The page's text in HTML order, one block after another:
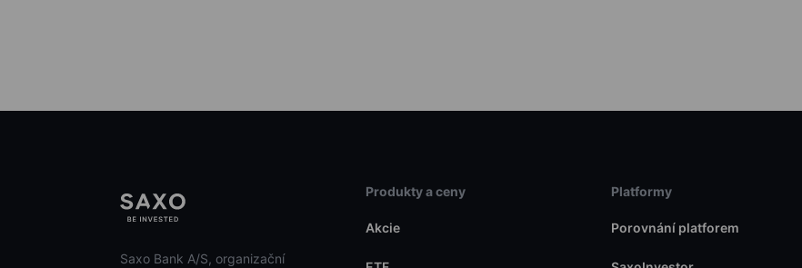
Saxo Bank A/S, organizační
Produkty a ceny
Akcie
Platformy
Porovnání platforem